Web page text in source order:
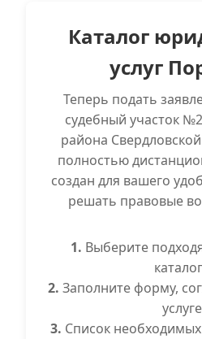
Каталог
услуг
Теперь подать
судебный участок
района
полностью
создан для вашего
решать правовые
1. Выберите
2. Заполните форму,
услуге
3. Список